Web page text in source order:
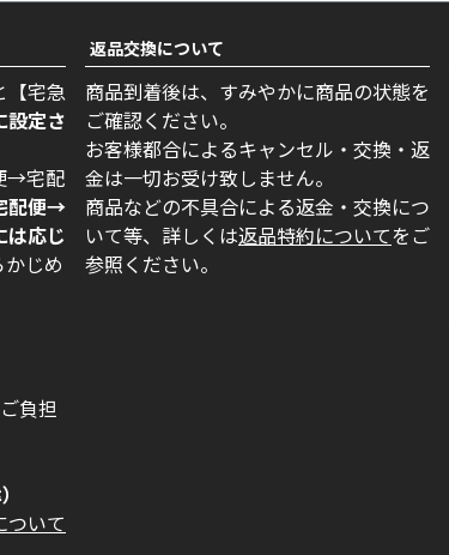
【宅急
設定さ
→宅配
配便→
は応じ
じめ
負担
ついて
返品交換について
商品到着後は、すみやかに商品の状態を
ご確認ください。
お客様都合によるキャンセル・交換・返
金は一切お受け致しません。
商品などの不具合による返金・交換につ
いて等、詳しくは返品特約についてをご
参照ください。